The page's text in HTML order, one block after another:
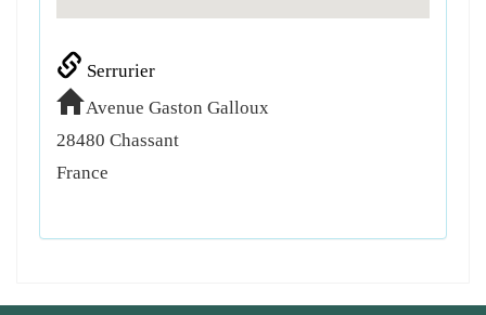
Serrurier
Avenue Gaston Galloux
28480 Chassant
France